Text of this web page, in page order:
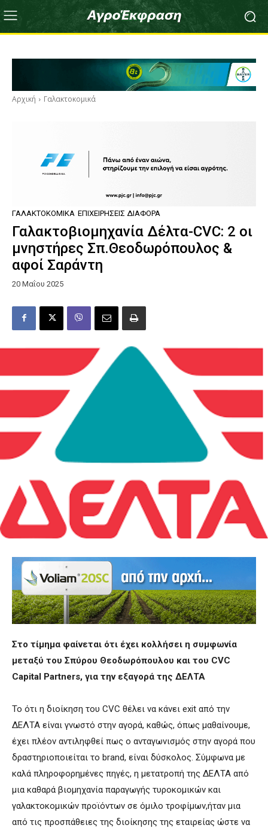
Αρχική Γαλακτοκομικά
ΓΑΛΑΚΤΟΚΟΜΙΚΆ ΕΠΙΧΕΙΡΉΣΕΙΣ ΔΙΆΦΟΡΑ
Γαλακτοβιομηχανία Δέλτα-CVC: 2 οι
μνηστήρες Σπ.Θεοδωρόπουλος &
αφοί Σαράντη
20 Μαΐου 2025
Στο τίμημα φαίνεται ότι έχει κολλήσει η συμφωνία
μεταξύ του Σπύρου Θεοδωρόπουλου και του CVC
Capital Partners, για την εξαγορά της ΔΕΛΤΑ
Το ότι η διοίκηση του CVC θέλει να κάνει exit από την
ΔΕΛΤΑ είναι γνωστό στην αγορά, καθώς, όπως μαθαίνουμε,
έχει πλέον αντιληφθεί πως ο ανταγωνισμός στην αγορά πoυ
δραστηριοποιείται το brand, είναι δύσκολος. Σύμφωνα με
καλά πληροφορημένες πηγές, η μετατροπή της ΔΕΛΤΑ από
μια καθαρά βιομηχανία παραγωγής τυροκομικών και
γαλακτοκομικών προϊόντων σε όμιλο τροφίμων,ήταν μια
από τις προσπάθειες της διοίκησης της εταιρείας ώστε να